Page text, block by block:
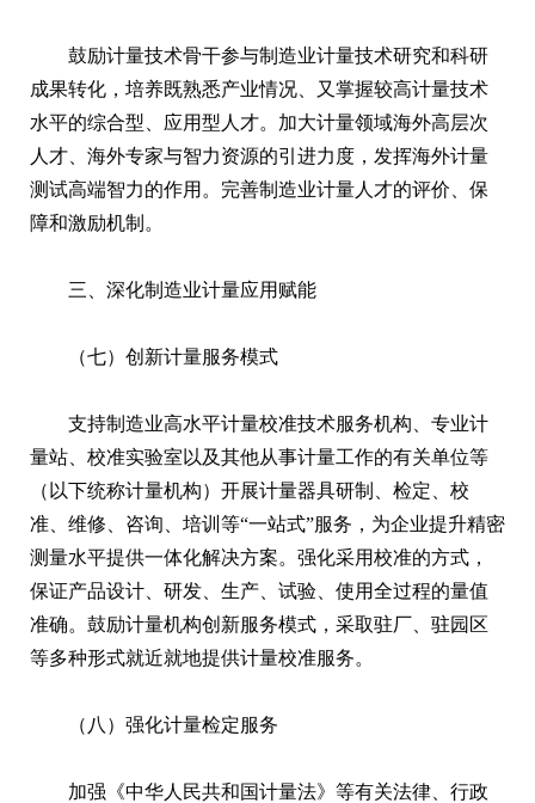
鼓励计量技术骨干参与制造业计量技术研究和科研
成果转化，培养既熟悉产业情况、又掌握较高计量技术
水平的综合型、应用型人才。加大计量领域海外高层次
人才、海外专家与智力资源的引进力度，发挥海外计量
测试高端智力的作用。完善制造业计量人才的评价、保
障和激励机制。
三、深化制造业计量应用赋能
（七）创新计量服务模式
支持制造业高水平计量校准技术服务机构、专业计
量站、校准实验室以及其他从事计量工作的有关单位等
（以下统称计量机构）开展计量器具研制、检定、校
准、维修、咨询、培训等“一站式”服务，为企业提升精密
测量水平提供一体化解决方案。强化采用校准的方式，
保证产品设计、研发、生产、试验、使用全过程的量值
准确。鼓励计量机构创新服务模式，采取驻厂、驻园区
等多种形式就近就地提供计量校准服务。
（八）强化计量检定服务
加强《中华人民共和国计量法》等有关法律、行政